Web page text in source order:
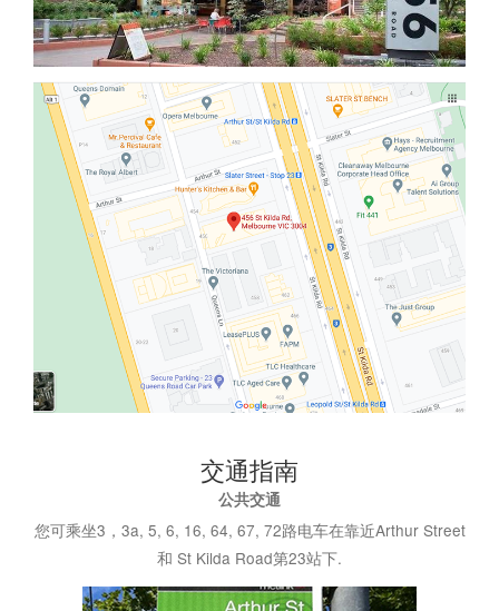
交通指南
公共交通
您可乘坐3，3a, 5, 6, 16, 64, 67, 72路电车在靠近Arthur Street
和 St Kilda Road第23站下.